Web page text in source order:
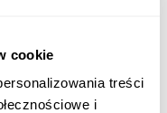
cookie
treści
i
bezkołnierzowy Igar